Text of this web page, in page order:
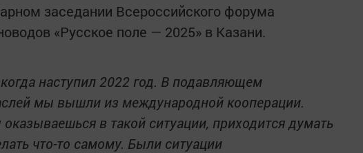
заседании Всероссийского форума
«Русское поле — 2025» в Казани.
наступил 2022 год. В подавляющем
мы вышли из международной кооперации.
в такой ситуации, приходится думать
что-то самому. Были ситуации